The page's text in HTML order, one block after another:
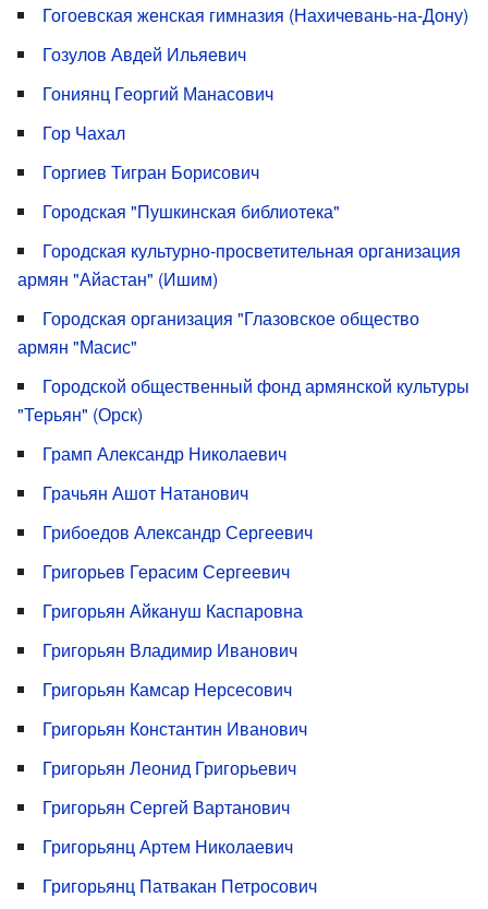
Гогоевская женская гимназия (Нахичевань-на-Дону)
Гозулов Авдей Ильяевич
Гониянц Георгий Манасович
Гор Чахал
Горгиев Тигран Борисович
Городская "Пушкинская библиотека"
Городская культурно-просветительная организация
армян "Айастан" (Ишим)
Городская организация "Глазовское общество
армян "Масис"
Городской общественный фонд армянской культуры
"Терьян" (Орск)
Грамп Александр Николаевич
Грачьян Ашот Натанович
Грибоедов Александр Сергеевич
Григорьев Герасим Сергеевич
Григорьян Айкануш Каспаровна
Григорьян Владимир Иванович
Григорьян Камсар Нерсесович
Григорьян Константин Иванович
Григорьян Леонид Григорьевич
Григорьян Сергей Вартанович
Григорьянц Артем Николаевич
Григорьянц Патвакан Петросович